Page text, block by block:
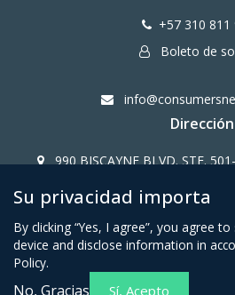
+57 310 811
Boleto de
Dirección
990 BISCAYNE BLVD. STE.
Copy Right CONSUMERS
Su privacidad importa
By clicking “Yes, I agree”, you agree
device and disclose information in
Policy.
No, Gracias Sí, Acepto